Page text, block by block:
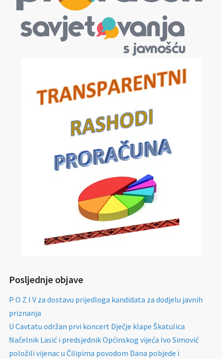
Posljednje objave
P O Z I V za dostavu prijedloga kandidata za dodjelu javnih
priznanja
U Cavtatu održan prvi koncert Dječje klape Škatulica
Načelnik Lasić i predsjednik Općinskog vijeća Ivo Simović
položili vijenac u Čilipima povodom Dana pobjede i